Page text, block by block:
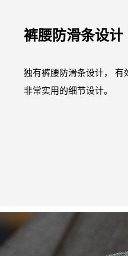
裤腰防滑条设计
独有裤腰防滑条设计， 有
非常实用的细节设计。